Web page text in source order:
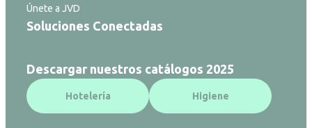
Únete a JVD
Soluciones Conectadas
Descargar nuestros catálogos 2025
Hotelería Higiene